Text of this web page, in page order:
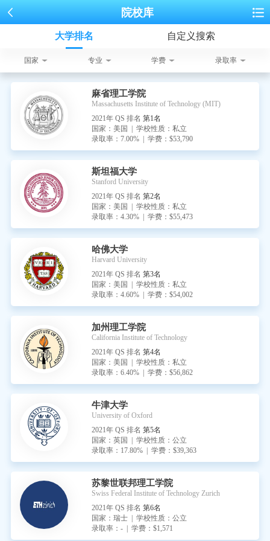
院校库
大学排名 自定义搜索
国家 专业 学费 录取率
麻省理工学院
Massachusetts Institute of Technology (MIT)
2021年 QS 排名 第1名
国家：美国 | 学校性质：私立
录取率：7.00% | 学费：$53,790
斯坦福大学
Stanford University
2021年 QS 排名 第2名
国家：美国 | 学校性质：私立
录取率：4.30% | 学费：$55,473
哈佛大学
Harvard University
2021年 QS 排名 第3名
国家：美国 | 学校性质：私立
录取率：4.60% | 学费：$54,002
加州理工学院
California Institute of Technology
2021年 QS 排名 第4名
国家：美国 | 学校性质：私立
录取率：6.40% | 学费：$56,862
牛津大学
University of Oxford
2021年 QS 排名 第5名
国家：英国 | 学校性质：公立
录取率：17.80% | 学费：$39,363
苏黎世联邦理工学院
Swiss Federal Institute of Technology Zurich
2021年 QS 排名 第6名
国家：瑞士 | 学校性质：公立
录取率：- | 学费：$1,571